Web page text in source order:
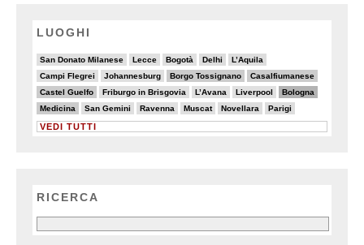
LUOGHI
San Donato Milanese
3/20 Lecce
2/20 Bogotà
2/20 Delhi
4/20 L’Aquila
4/20
Campi Flegrei
3/20 Johannesburg
3/20 Borgo Tossignano
6/20 Casalfiumanese
6/20
Castel Guelfo
6/20 Friburgo in Brisgovia
3/20 L’Avana
2/20 Liverpool
3/20 Bologna
8/20
Medicina
6/20 San Gemini
2/20 Ravenna
3/20 Muscat
3/20 Novellara
4/20 Parigi
4/20
VEDI TUTTI
RICERCA